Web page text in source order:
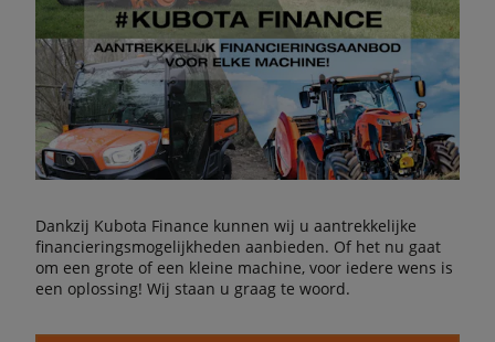
Dankzij Kubota Finance kunnen wij u aantrekkelijke
financieringsmogelijkheden aanbieden. Of het nu gaat
om een grote of een kleine machine, voor iedere wens is
een oplossing! Wij staan u graag te woord.